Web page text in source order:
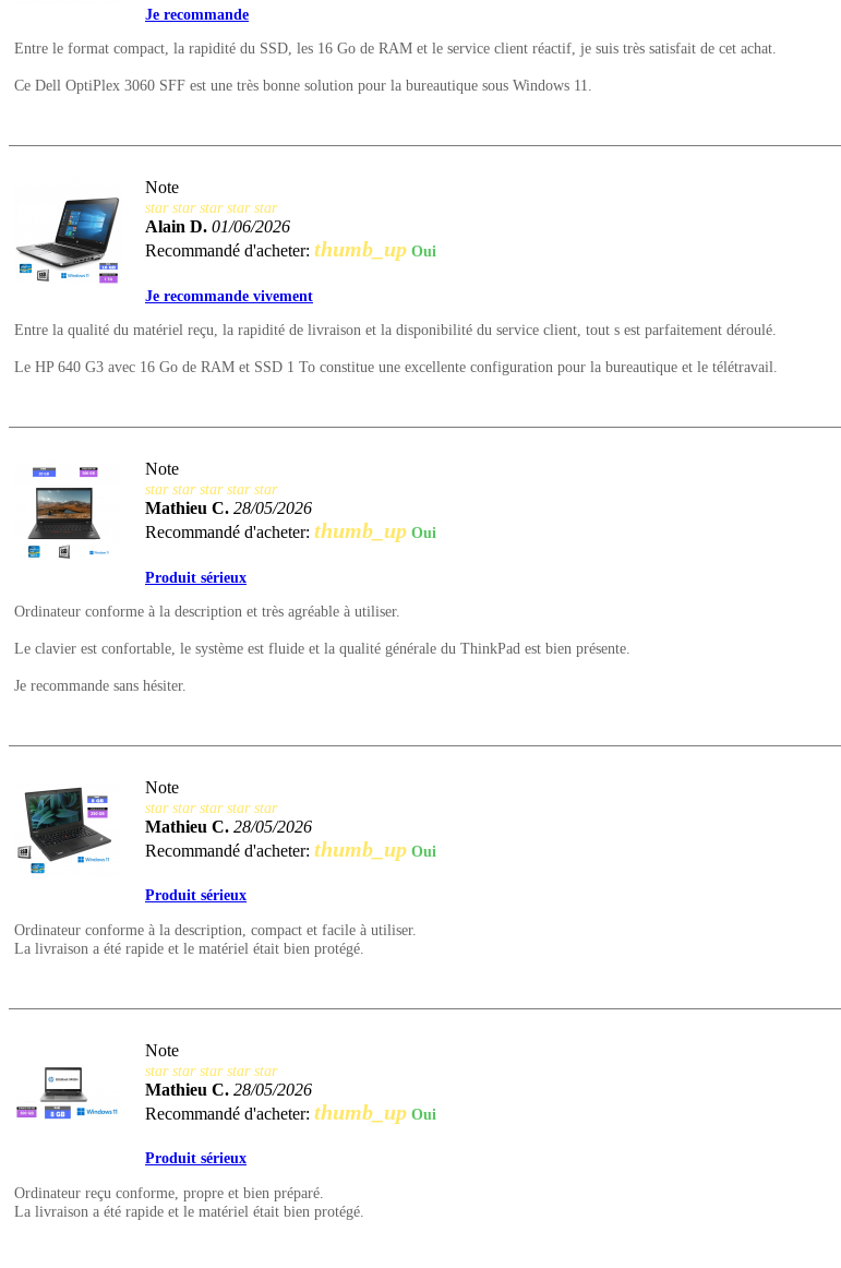
Je recommande
Entre le format compact, la rapidité du SSD, les 16 Go de RAM et le service client réactif, je suis très satisfait de cet achat.
Ce Dell OptiPlex 3060 SFF est une très bonne solution pour la bureautique sous Windows 11.
Note
star star star star star
Alain D. 01/06/2026
Recommandé d'acheter: thumb_up Oui
Je recommande vivement
Entre la qualité du matériel reçu, la rapidité de livraison et la disponibilité du service client, tout s est parfaitement déroulé.
Le HP 640 G3 avec 16 Go de RAM et SSD 1 To constitue une excellente configuration pour la bureautique et le télétravail.
Note
star star star star star
Mathieu C. 28/05/2026
Recommandé d'acheter: thumb_up Oui
Produit sérieux
Ordinateur conforme à la description et très agréable à utiliser.
Le clavier est confortable, le système est fluide et la qualité générale du ThinkPad est bien présente.
Je recommande sans hésiter.
Note
star star star star star
Mathieu C. 28/05/2026
Recommandé d'acheter: thumb_up Oui
Produit sérieux
Ordinateur conforme à la description, compact et facile à utiliser.
La livraison a été rapide et le matériel était bien protégé.
Note
star star star star star
Mathieu C. 28/05/2026
Recommandé d'acheter: thumb_up Oui
Produit sérieux
Ordinateur reçu conforme, propre et bien préparé.
La livraison a été rapide et le matériel était bien protégé.